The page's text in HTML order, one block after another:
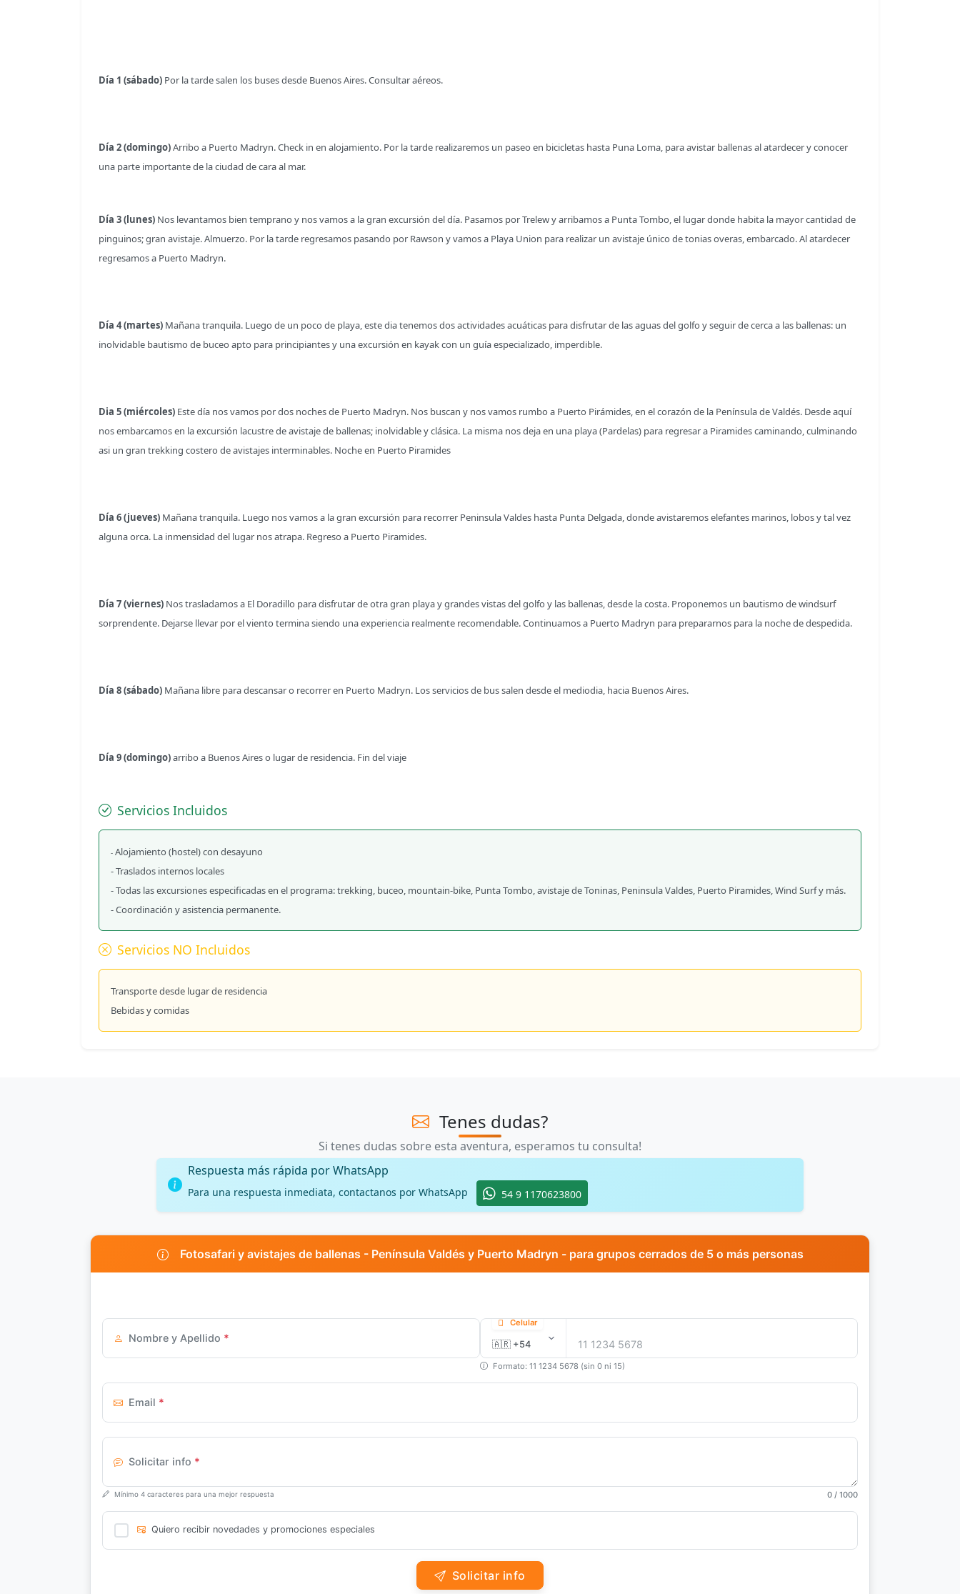
Día 1 (sábado) Por la tarde salen los buses desde Buenos Aires. Consultar aéreos.
Día 2 (domingo)Arribo a Puerto Madryn. Check in en alojamiento. Por la tarde realizaremos un paseo en bicicletas hasta Puna Loma, para avistar ballenas al atardecer y conocer
una parte importante de la ciudad de cara al mar.
Día 3 (lunes) Nos levantamos bien temprano y nos vamos a la gran excursión del día. Pasamos por Trelew y arribamos a Punta Tombo, el lugar donde habita la mayor cantidad de
pinguinos; gran avistaje. Almuerzo. Por la tarde regresamos pasando por Rawson y vamos a Playa Union para realizar un avistaje único de tonias overas, embarcado. Al atardecer
regresamos a Puerto Madryn.
Día 4 (martes) Mañana tranquila. Luego de un poco de playa, este dia tenemos dos actividades acuáticas para disfrutar de las aguas del golfo y seguir de cerca a las ballenas: un
inolvidable bautismo de buceo apto para principiantes y una excursión en kayak con un guía especializado, imperdible.
Dia 5 (miércoles) Este día nos vamos por dos noches de Puerto Madryn. Nos buscan y nos vamos rumbo a Puerto Pirámides, en el corazón de la Península de Valdés. Desde aquí
nos embarcamos en la excursión lacustre de avistaje de ballenas; inolvidable y clásica. La misma nos deja en una playa (Pardelas) para regresar a Piramides caminando, culminando
asi un gran trekking costero de avistajes interminables. Noche en Puerto Piramides
Día 6 (jueves) Mañana tranquila. Luego nos vamos a la gran excursión para recorrer Peninsula Valdes hasta Punta Delgada, donde avistaremos elefantes marinos, lobos y tal vez
alguna orca. La inmensidad del lugar nos atrapa. Regreso a Puerto Piramides.
Día 7 (viernes) Nos trasladamos a El Doradillo para disfrutar de otra gran playa y grandes vistas del golfo y las ballenas, desde la costa. Proponemos un bautismo de windsurf
sorprendente. Dejarse llevar por el viento termina siendo una experiencia realmente recomendable. Continuamos a Puerto Madryn para prepararnos para la noche de despedida.
Día 8 (sábado) Mañana libre para descansar o recorrer en Puerto Madryn. Los servicios de bus salen desde el mediodia, hacia Buenos Aires.
Día 9 (domingo)arribo a Buenos Aires o lugar de residencia. Fin del viaje
Servicios Incluidos
- Alojamiento (hostel) con desayuno
- Traslados internos locales
- Todas las excursiones especificadas en el programa: trekking, buceo, mountain-bike, Punta Tombo, avistaje de Toninas, Peninsula Valdes, Puerto Piramides, Wind Surf y más.
- Coordinación y asistencia permanente.
Servicios NO Incluidos
Transporte desde lugar de residencia
Bebidas y comidas
Tenes dudas?
Si tenes dudas sobre esta aventura, esperamos tu consulta!
Respuesta más rápida por WhatsApp
Para una respuesta inmediata, contactanos por WhatsApp 54 9 1170623800
Fotosafari y avistajes de ballenas - Península Valdés y Puerto Madryn - para grupos cerrados de 5 o más personas
Nombre y Apellido *
Celular
Formato: 11 1234 5678 (sin 0 ni 15)
Email *
Solicitar info *
Mínimo 4 caracteres para una mejor respuesta 0 / 1000
Quiero recibir novedades y promociones especiales
Solicitar info